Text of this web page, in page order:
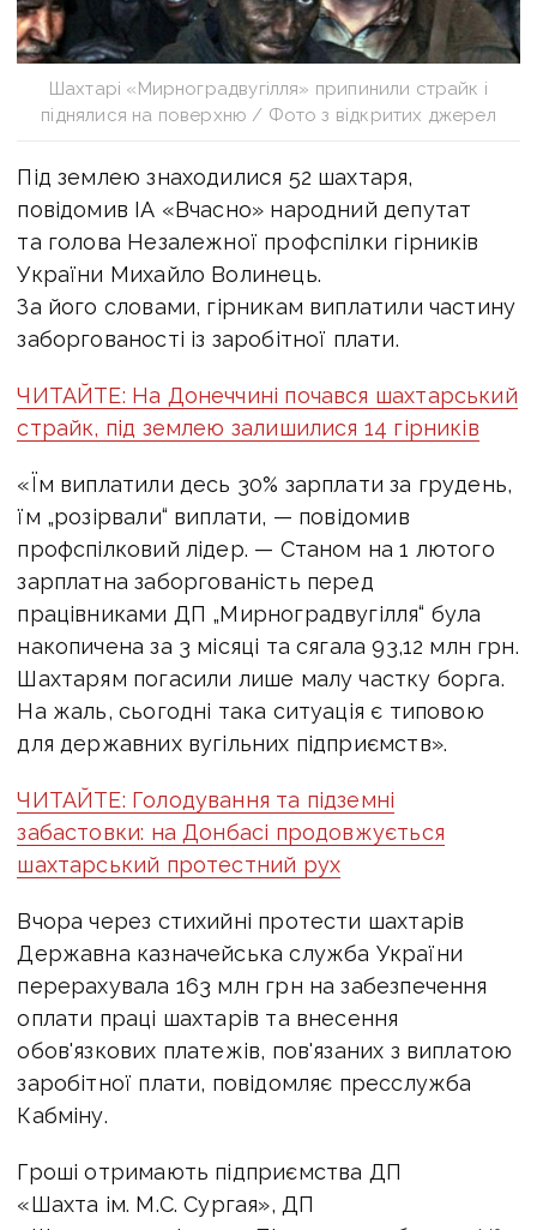
Шахтарі «Мирноградвугілля» припинили страйк і
піднялися на поверхню / Фото з відкритих джерел
Під землею знаходилися 52 шахтаря,
повідомив ІА «Вчасно» народний депутат
та голова Незалежної профспілки гірників
України Михайло Волинець.
За його словами, гірникам виплатили частину
заборгованості із заробітної плати.
ЧИТАЙТЕ: На Донеччині почався шахтарський
страйк, під землею залишилися 14 гірників
«Їм виплатили десь 30% зарплати за грудень,
їм „розірвали“ виплати, — повідомив
профспілковий лідер. — Станом на 1 лютого
зарплатна заборгованість перед
працівниками ДП „Мирноградвугілля“ була
накопичена за 3 місяці та сягала 93,12 млн грн.
Шахтарям погасили лише малу частку борга.
На жаль, сьогодні така ситуація є типовою
для державних вугільних підприємств».
ЧИТАЙТЕ: Голодування та підземні
забастовки: на Донбасі продовжується
шахтарський протестний рух
Вчора через стихийні протести шахтарів
Державна казначейська служба України
перерахувала 163 млн грн на забезпечення
оплати праці шахтарів та внесення
обов'язкових платежів, пов'язаних з виплатою
заробітної плати, повідомляє пресслужба
Кабміну.
Гроші отримають підприємства ДП
«Шахта ім. М.С. Сургая», ДП